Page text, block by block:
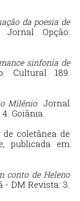
da poesia de
Opção:
sinfonia de
Cultural 189.
Milênio. Jornal
Goiânia.
coletânea de
publicada em
conto de Heleno
DM Revista: 3.